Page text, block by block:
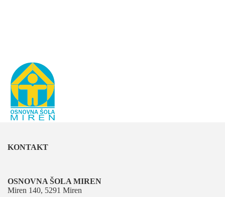
KONTAKT
OSNOVNA ŠOLA MIREN
Miren 140, 5291 Miren